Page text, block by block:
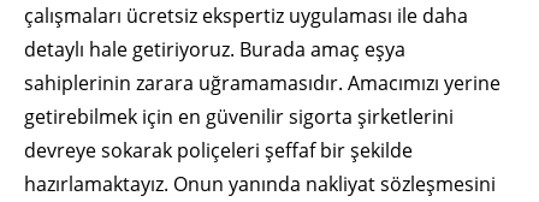
çalışmaları ücretsiz ekspertiz uygulaması ile daha
detaylı hale getiriyoruz. Burada amaç eşya
sahiplerinin zarara uğramamasıdır. Amacımızı yerine
getirebilmek için en güvenilir sigorta şirketlerini
devreye sokarak poliçeleri şeffaf bir şekilde
hazırlamaktayız. Onun yanında nakliyat sözleşmesini